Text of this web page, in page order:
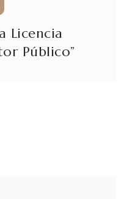
Licencia
Público”